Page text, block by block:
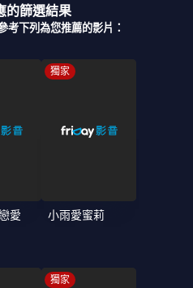
的篩選結果
考下列為您推薦的影片：
愛
獨家
小雨愛蜜莉
獨家